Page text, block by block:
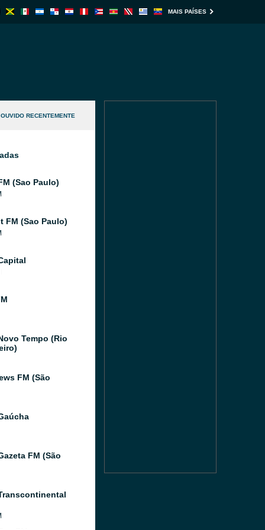
MAIS PAÍSES
OUVIDO RECENTEMENTE
(Sao Paulo)
FM (Sao Paulo)
Tempo (Rio
FM (São
FM (São